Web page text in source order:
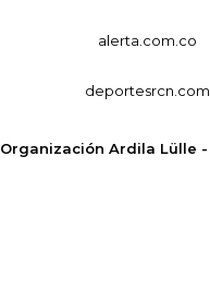
alerta.com.co
deportesrcn.com
Organización Ardila Lülle -